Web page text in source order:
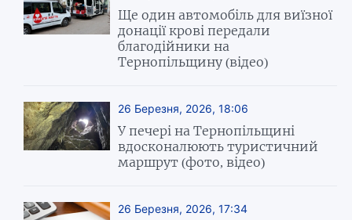
Ще один автомобіль для виїзної
донації крові передали
благодійники на
Тернопільщину (відео)
26 Березня, 2026, 18:06
У печері на Тернопільщині
вдосконалюють туристичний
маршрут (фото, відео)
26 Березня, 2026, 17:34